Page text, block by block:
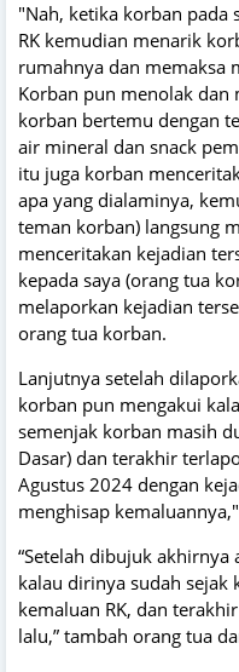
"Nah, ketika korban pada
RK kemudian menarik
rumahnya dan memaksa
Korban pun menolak
korban bertemu dengan
air mineral dan snack
itu juga korban
apa yang dialaminya,
teman korban) langsung
menceritakan kejadian
kepada saya (orang tua
melaporkan kejadian
orang tua korban.
Lanjutnya setelah
korban pun mengakui
semenjak korban masih
Dasar) dan terakhir
Agustus 2024 dengan
menghisap
“Setelah dibujuk akhirnya
kalau dirinya sudah sejak
kemaluan RK, dan
lalu,” tambah orang tua